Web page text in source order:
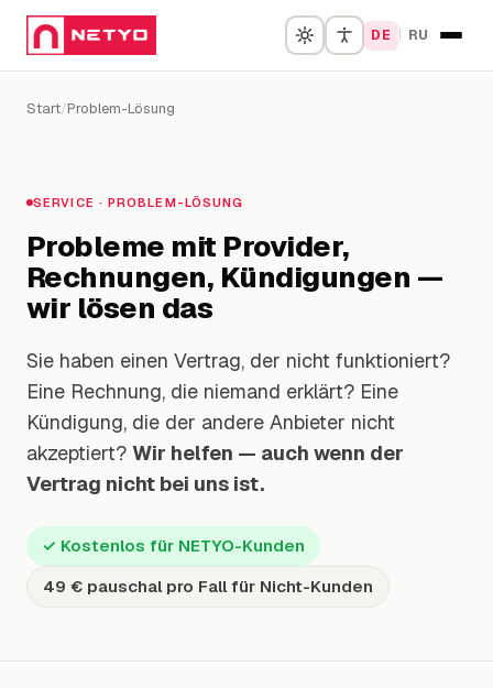
DE | RU
Start
Strom & Gas
Aktionen
Problem-Lösung
FAQ
Start/Problem-Lösung
SERVICE · PROBLEM-LÖSUNG
Probleme mit Provider,
Rechnungen, Kündigungen —
wir lösen das
Sie haben einen Vertrag, der nicht funktioniert?
Eine Rechnung, die niemand erklärt? Eine
Kündigung, die der andere Anbieter nicht
akzeptiert? Wir helfen — auch wenn der
Vertrag nicht bei uns ist.
✓ Kostenlos für NETYO-Kunden
49 € pauschal pro Fall für Nicht-Kunden